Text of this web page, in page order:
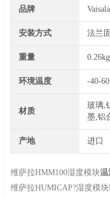
品牌
安装方式 法兰
重量 0.26kg
环境温度 -40-
材质
玻璃,
墨,铝
产地 进口
维萨拉HMM100湿度模块温
维萨拉HUMICAP?湿度模